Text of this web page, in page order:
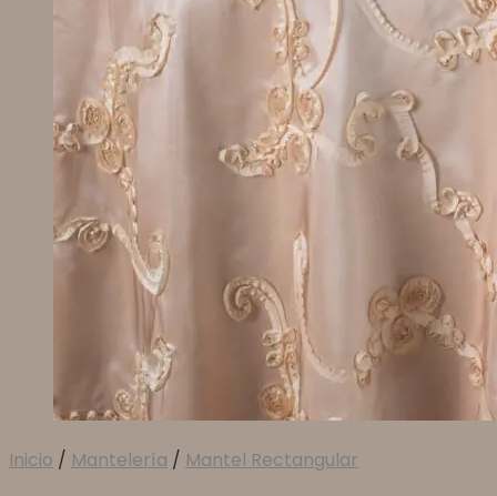
Inicio / Mantelería / Mantel Rectangular